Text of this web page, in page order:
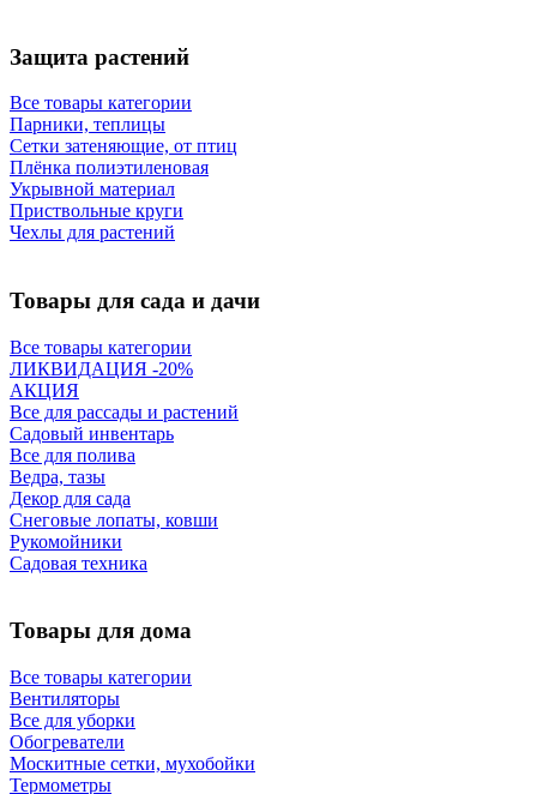
Защита растений
Все товары категории
Парники, теплицы
Сетки затеняющие, от птиц
Плёнка полиэтиленовая
Укрывной материал
Приствольные круги
Чехлы для растений
Товары для сада и дачи
Все товары категории
ЛИКВИДАЦИЯ -20%
АКЦИЯ
Все для рассады и растений
Садовый инвентарь
Все для полива
Ведра, тазы
Декор для сада
Снеговые лопаты, ковши
Рукомойники
Садовая техника
Товары для дома
Все товары категории
Вентиляторы
Все для уборки
Обогреватели
Москитные сетки, мухобойки
Термометры